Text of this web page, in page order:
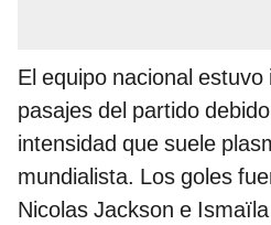
El equipo nacional
pasajes del partido
intensidad que suele
mundialista. Los goles
Nicolas Jackson e